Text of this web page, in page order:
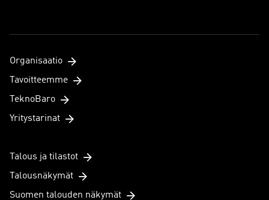
Organisaatio
Tavoitteemme
TeknoBaro
Yritystarinat
Talous ja tilastot
Talousnäkymät
Suomen talouden näkymät